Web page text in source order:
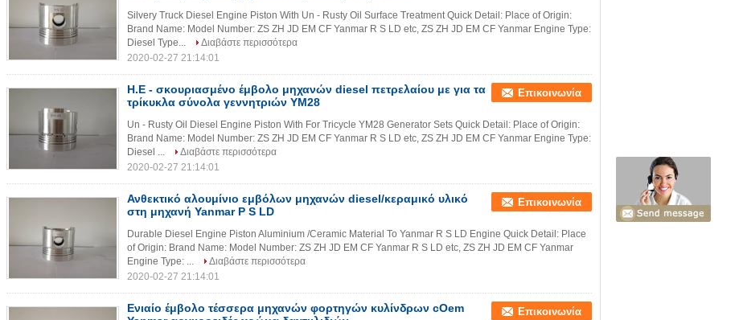
Silvery Truck Diesel Engine Piston With Un - Rusty Oil Surface Treatment Quick Detail: Place of Origin:
Brand Name: Model Number: ZS ZH JD EM CF Yanmar R S LD etc, ZS ZH JD EM CF Yanmar Engine Type:
Diesel Type...
Διαβάστε περισσότερα
2020-02-27 21:14:01
Η.Ε - σκουριασμένο έμβολο μηχανών diesel πετρελαίου με για τα
τρίκυκλα σύνολα γεννητριών YM28
Επικοινωνία
Un - Rusty Oil Diesel Engine Piston With For Tricycle YM28 Generator Sets Quick Detail: Place of Origin:
Brand Name: Model Number: ZS ZH JD EM CF Yanmar R S LD etc, ZS ZH JD EM CF Yanmar Engine Type:
Diesel ...
Διαβάστε περισσότερα
2020-02-27 21:14:01
Ανθεκτικό αλουμίνιο εμβόλων μηχανών diesel/κεραμικό υλικό
στη μηχανή Yanmar Ρ S LD
Επικοινωνία
Durable Diesel Engine Piston Aluminium /Ceramic Material To Yanmar R S LD Engine Quick Detail: Place
of Origin: Brand Name: Model Number: ZS ZH JD EM CF Yanmar R S LD etc, ZS ZH JD EM CF Yanmar
Engine Type: ...
Διαβάστε περισσότερα
2020-02-27 21:14:01
Ενιαίο έμβολο τέσσερα μηχανών φορτηγών κυλίνδρων cOem
Επικοινωνία